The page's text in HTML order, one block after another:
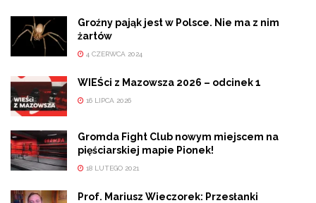
Groźny pająk jest w Polsce. Nie ma z nim
żartów
4 CZERWCA 2024
WIEŚci z Mazowsza 2026 – odcinek 1
16 LIPCA 2026
Gromda Fight Club nowym miejscem na
pięściarskiej mapie Pionek!
18 LUTEGO 2021
Prof. Mariusz Wieczorek: Przesłanki